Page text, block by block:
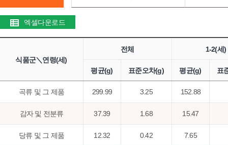
엑셀다운로드
식품군＼연령(세)
전체 1-2(세)
평균(g) 표준오차(g) 평균(g) 표
곡류 및 그 제품 299.99 3.25 152.88
감자 및 전분류 37.39 1.68 15.47
당류 및 그 제품 12.32 0.42 7.65